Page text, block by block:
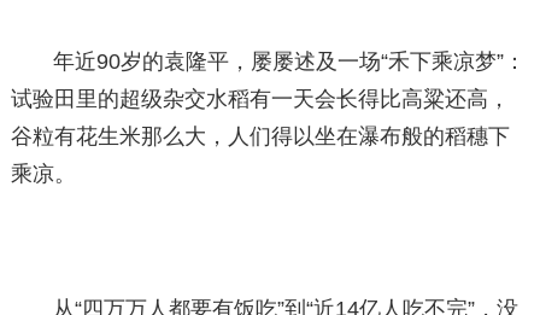
年近90岁的袁隆平，屡屡述及一场“禾下乘凉梦”：
试验田里的超级杂交水稻有一天会长得比高粱还高，
谷粒有花生米那么大，人们得以坐在瀑布般的稻穗下
乘凉。
从“四万万人都要有饭吃”到“近14亿人吃不完”，没